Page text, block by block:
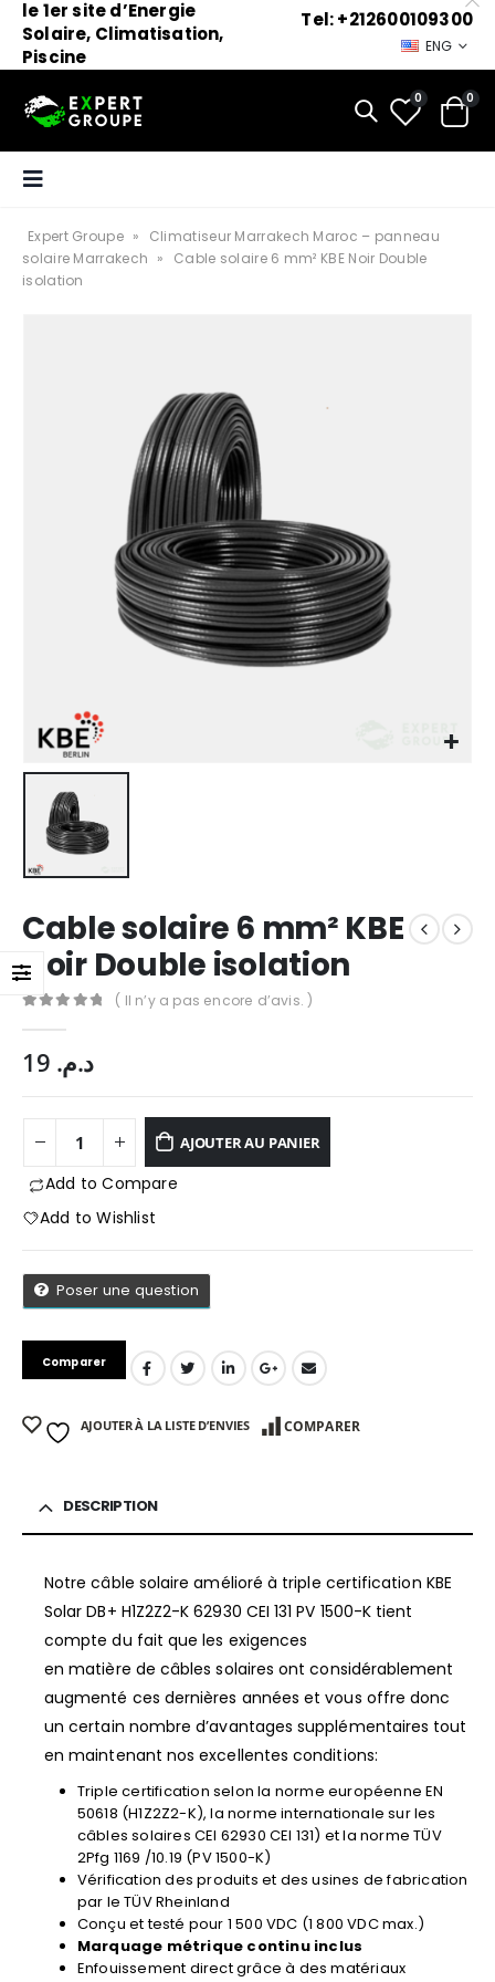
le 1er site d’Energie
Solaire, Climatisation,
Piscine
Tel: +212600109300
ENG
0 0
Expert Groupe »
Climatiseur Marrakech Maroc – panneau
solaire Marrakech »
Cable solaire 6 mm² KBE Noir Double
isolation
Cable solaire 6 mm² KBE
Noir Double isolation
( Il n’y a pas encore d’avis. )
د.م.
AJOUTER AU PANIER
Add to Compare
Add to Wishlist
Poser une question
Comparer
AJOUTER À LA LISTE D’ENVIES COMPARER
DESCRIPTION
Notre câble solaire amélioré à triple certification KBE
Solar DB+ H1Z2Z2-K 62930 CEI 131 PV 1500-K tient
compte du fait que les exigences
en matière de câbles solaires ont considérablement
augmenté ces dernières années et vous offre donc
un certain nombre d’avantages supplémentaires tout
en maintenant nos excellentes conditions:
Triple certification selon la norme européenne EN
50618 (H1Z2Z2-K), la norme internationale sur les
câbles solaires CEI 62930 CEI 131) et la norme TÜV
2Pfg 1169 /10.19 (PV 1500-K)
Vérification des produits et des usines de fabrication
par le TÜV Rheinland
Conçu et testé pour 1 500 VDC (1 800 VDC max.)
Marquage métrique continu inclus
Enfouissement direct grâce à des matériaux